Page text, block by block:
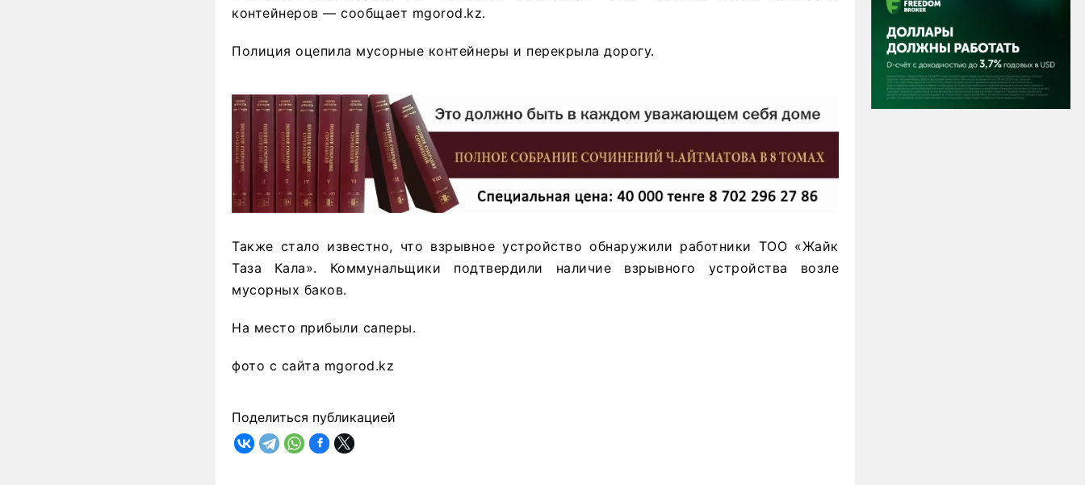
контейнеров — сообщает mgorod.kz.
Полиция оцепила мусорные контейнеры и перекрыла дорогу.
Также стало известно, что взрывное устройство обнаружили работники ТОО «Жайк
Таза Кала». Коммунальщики подтвердили наличие взрывного устройства возле
мусорных баков.
На место прибыли саперы.
фото с сайта mgorod.kz
Поделиться публикацией